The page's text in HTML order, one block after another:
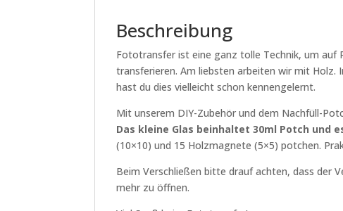
Beschreibung
Fototransfer ist eine ganz tolle Technik, um auf
transferieren. Am liebsten arbeiten wir mit
hast du dies vielleicht schon kennengelernt.
Mit unserem DIY-Zubehör und dem Nachfüll-
Das kleine Glas beinhaltet 30ml Potch und
(10×10) und 15 Holzmagnete (5×5) potchen.
Beim Verschließen bitte drauf achten, dass der
mehr zu öffnen.